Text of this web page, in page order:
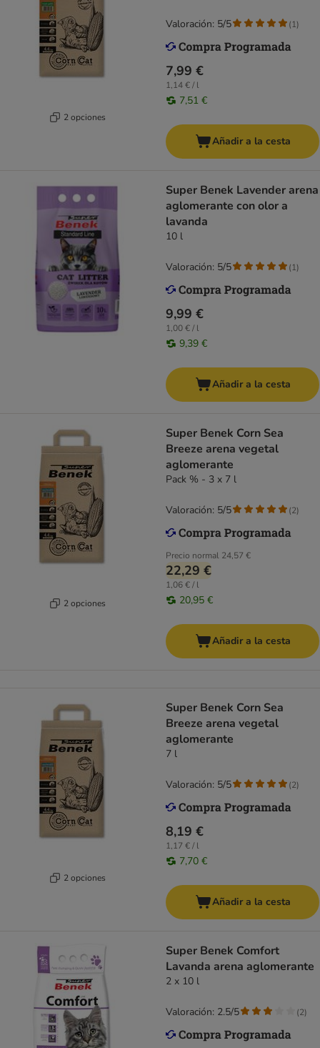
2 opciones
7,99 €
1,14 € / l
7,51 €
Valoración: 5/5 (1)
Añadir a la cesta
Super Benek Lavender arena
aglomerante con olor a
lavanda
10 l
9,99 €
1,00 € / l
9,39 €
Valoración: 5/5 (1)
Añadir a la cesta
2 opciones
Super Benek Corn Sea
Breeze arena vegetal
aglomerante
Pack % - 3 x 7 l
Precio normal 24,57 €
22,29 €
1,06 € / l
20,95 €
Valoración: 5/5 (2)
Añadir a la cesta
2 opciones
Super Benek Corn Sea
Breeze arena vegetal
aglomerante
7 l
8,19 €
1,17 € / l
7,70 €
Valoración: 5/5 (2)
Añadir a la cesta
Super Benek Comfort
Lavanda arena aglomerante
2 x 10 l
Valoración: 2.5/5 (2)